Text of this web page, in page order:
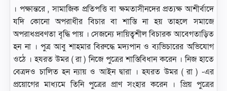
। পক্ষান্তরে , সামাজিক প্রতিপত্তি বা ক্ষমতাসীনদের প্রত্যক্ষ আশীর্বাদে
যদি কোনো অপরাধীর বিচার বা শাস্তি না হয় তাহলে সমাজে
অপরাধপ্রবণতা বৃদ্ধি পায় । সেজন্যে দায়িত্বশীল বিচারক আবেগতাড়িত
হন না । পুত্র আবু শাহমার বিরুদ্ধে মদ্যপান ও ব্যভিচারের অভিযোগ
ওঠে । হযরত উমর ( রা ) নিজে পুত্রের শাস্তিবিধান করেন । নিজ হাতে
বেত্রদও চালিত হন ন্যায় ও আইন দ্বারা । হযরত উমর ( রা ) -এর
প্রয়োগের মাধ্যমে তিনি পুত্রের প্রাণ সংহার করেন । প্রিয় পুত্রের